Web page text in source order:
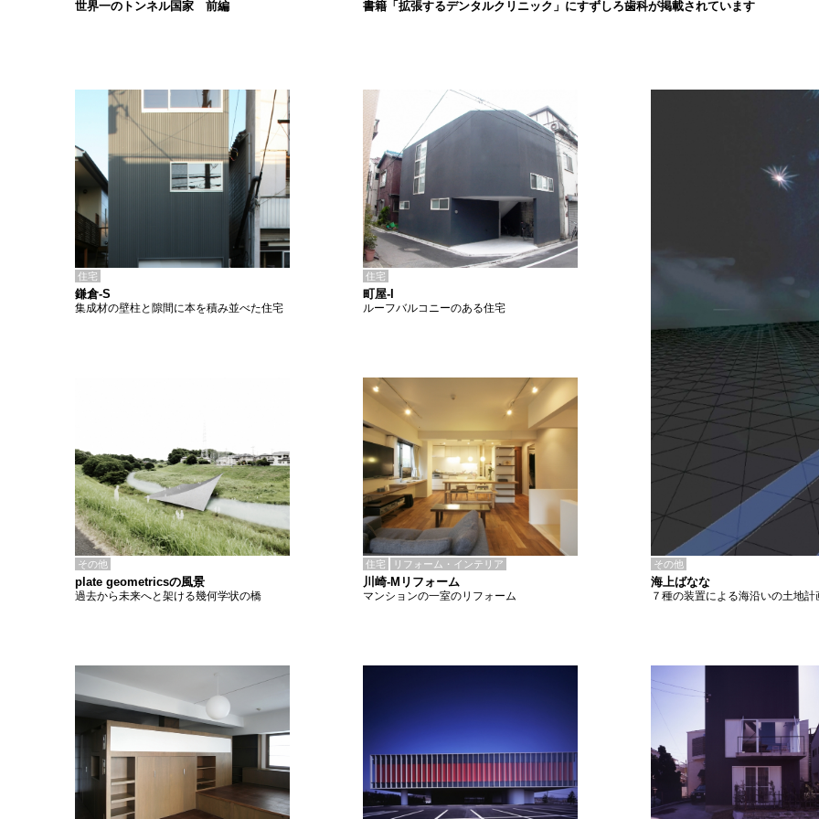
書籍「拡張するデンタルクリニック」にすずしろ歯科が掲載されています
世界一のトンネル国家 前編
住宅
鎌倉-S
集成材の壁柱と隙間に本を積み並べた住宅
住宅
町屋-I
ルーフバルコニーのある住宅
その他
plate geometricsの風景
過去から未来へと架ける幾何学状の橋
住宅 リフォーム・インテリア
川崎-Mリフォーム
マンションの一室のリフォーム
その他
海上ばなな
７種の装置による海沿いの土地計